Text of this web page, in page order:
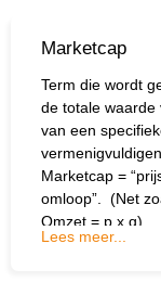
Marketcap
Term die wordt
de totale waarde
van een
Marketcap =
omloop”. (Net
Omzet = p x q)
Lees meer...